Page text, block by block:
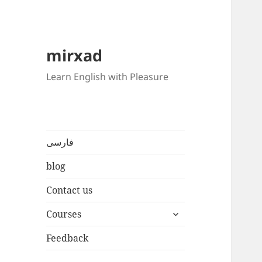
mirxad
Learn English with Pleasure
فارسی
blog
Contact us
Courses
expand
Feedback